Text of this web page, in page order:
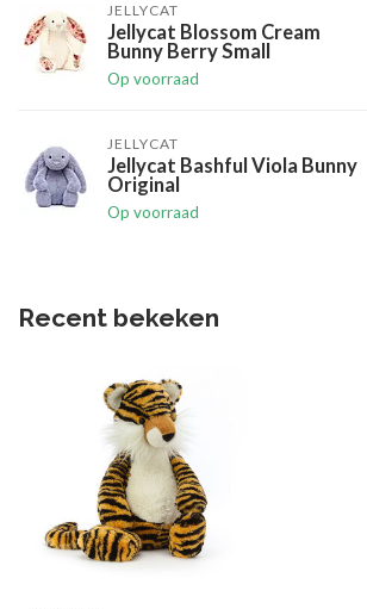
JELLYCAT
Jellycat Blossom Cream
Bunny Berry Small
Op voorraad
JELLYCAT
Jellycat Bashful Viola Bunny
Original
Op voorraad
Recent bekeken